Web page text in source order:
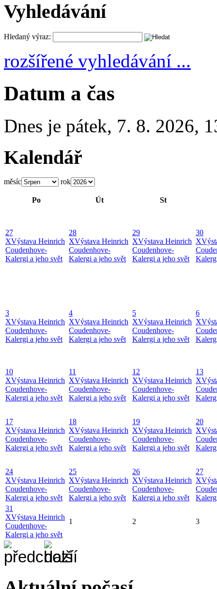
Vyhledávání
Hledaný výraz:
rozšířené vyhledávání ...
Datum a čas
Dnes je pátek, 7. 8. 2026,
Kalendář
měsíc rok
Po Út St
27
XVýstava Heinrich
Coudenhove-
Kalergi a jeho svět
28
XVýstava Heinrich
Coudenhove-
Kalergi a jeho svět
29
XVýstava Heinrich
Coudenhove-
Kalergi a jeho svět
30
X
3
XVýstava Heinrich
Coudenhove-
Kalergi a jeho svět
4
XVýstava Heinrich
Coudenhove-
Kalergi a jeho svět
5
XVýstava Heinrich
Coudenhove-
Kalergi a jeho svět
6
X
10
XVýstava Heinrich
Coudenhove-
Kalergi a jeho svět
11
XVýstava Heinrich
Coudenhove-
Kalergi a jeho svět
12
XVýstava Heinrich
Coudenhove-
Kalergi a jeho svět
13
X
17
XVýstava Heinrich
Coudenhove-
Kalergi a jeho svět
18
XVýstava Heinrich
Coudenhove-
Kalergi a jeho svět
19
XVýstava Heinrich
Coudenhove-
Kalergi a jeho svět
20
X
24
XVýstava Heinrich
Coudenhove-
Kalergi a jeho svět
25
XVýstava Heinrich
Coudenhove-
Kalergi a jeho svět
26
XVýstava Heinrich
Coudenhove-
Kalergi a jeho svět
27
X
31
XVýstava Heinrich
Coudenhove-
Kalergi a jeho svět
1 2 3